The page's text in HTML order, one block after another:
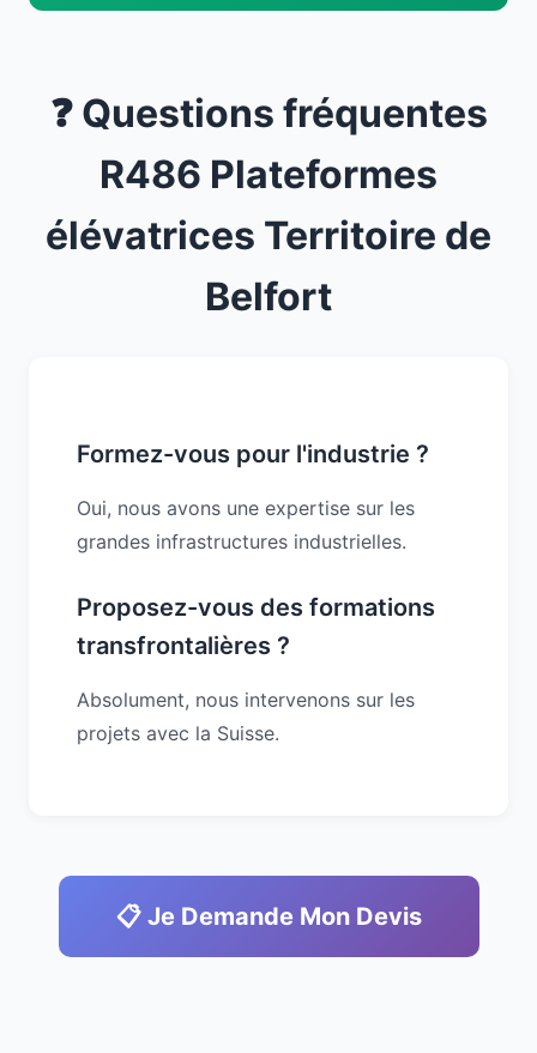
❓ Questions fréquentes
R486 Plateformes
élévatrices Territoire de
Belfort
Formez-vous pour l'industrie ?
Oui, nous avons une expertise sur les
grandes infrastructures industrielles.
Proposez-vous des formations
transfrontalières ?
Absolument, nous intervenons sur les
projets avec la Suisse.
📋 Je Demande Mon Devis